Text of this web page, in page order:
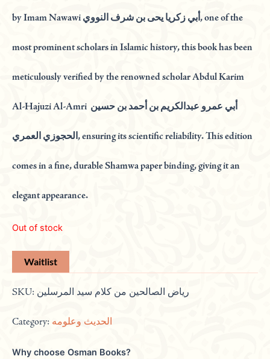
by Imam Nawawi أبي زكريا يحى بن شرف النووي, one of the
most prominent scholars in Islamic history, this book has been
meticulously verified by the renowned scholar Abdul Karim
Al-Hajuzi Al-Amri أبي عمرو عبدالكريم بن أحمد بن حسين
الحجوزي العمري, ensuring its scientific reliability. This edition
comes in a fine, durable Shamwa paper binding, giving it an
elegant appearance.
Out of stock
SKU: رياض الصالحين من كلام سيد المرسلين
Category: الحديث وعلومه
Why choose Osman Books?